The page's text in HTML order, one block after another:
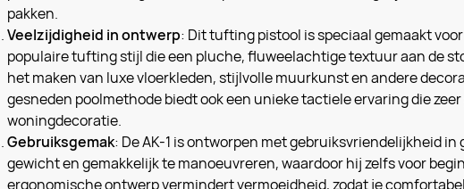
pakken.
Veelzijdigheid in ontwerp: Dit tufting pistool is speciaal gemaakt
populaire tufting stijl die een pluche, fluweelachtige textuur aan de
het maken van luxe vloerkleden, stijlvolle muurkunst en andere
gesneden poolmethode biedt ook een unieke tactiele ervaring die zeer
woningdecoratie.
Gebruiksgemak: De AK-1 is ontworpen met gebruiksvriendelijkheid
gewicht en gemakkelijk te manoeuvreren, waardoor hij zelfs voor
ergonomische ontwerp vermindert vermoeidheid, zodat je